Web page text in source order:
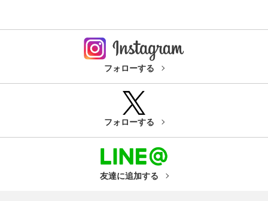
フォローする
フォローする
友達に追加する